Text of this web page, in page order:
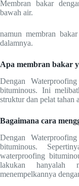
Membran bakar
bawah air.
namun membran
dalamnya.
Apa membran bakar
Dengan
bituminous. Ini
struktur dan pelat tahan
Bagaimana cara
Dengan
bituminous.
waterproofing
lakukan hanyalah
menempelkannya